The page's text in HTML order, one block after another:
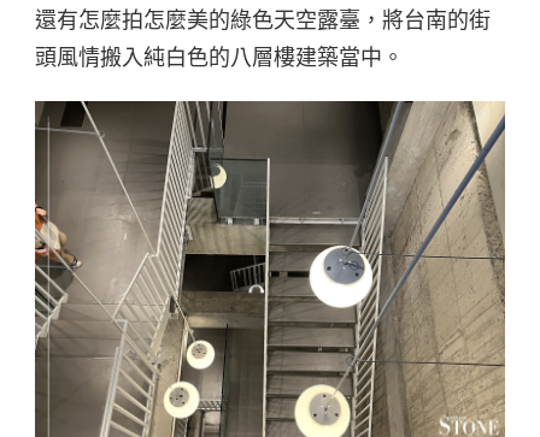
還有怎麼拍怎麼美的綠色天空露臺，將台南的街
頭風情搬入純白色的八層樓建築當中。